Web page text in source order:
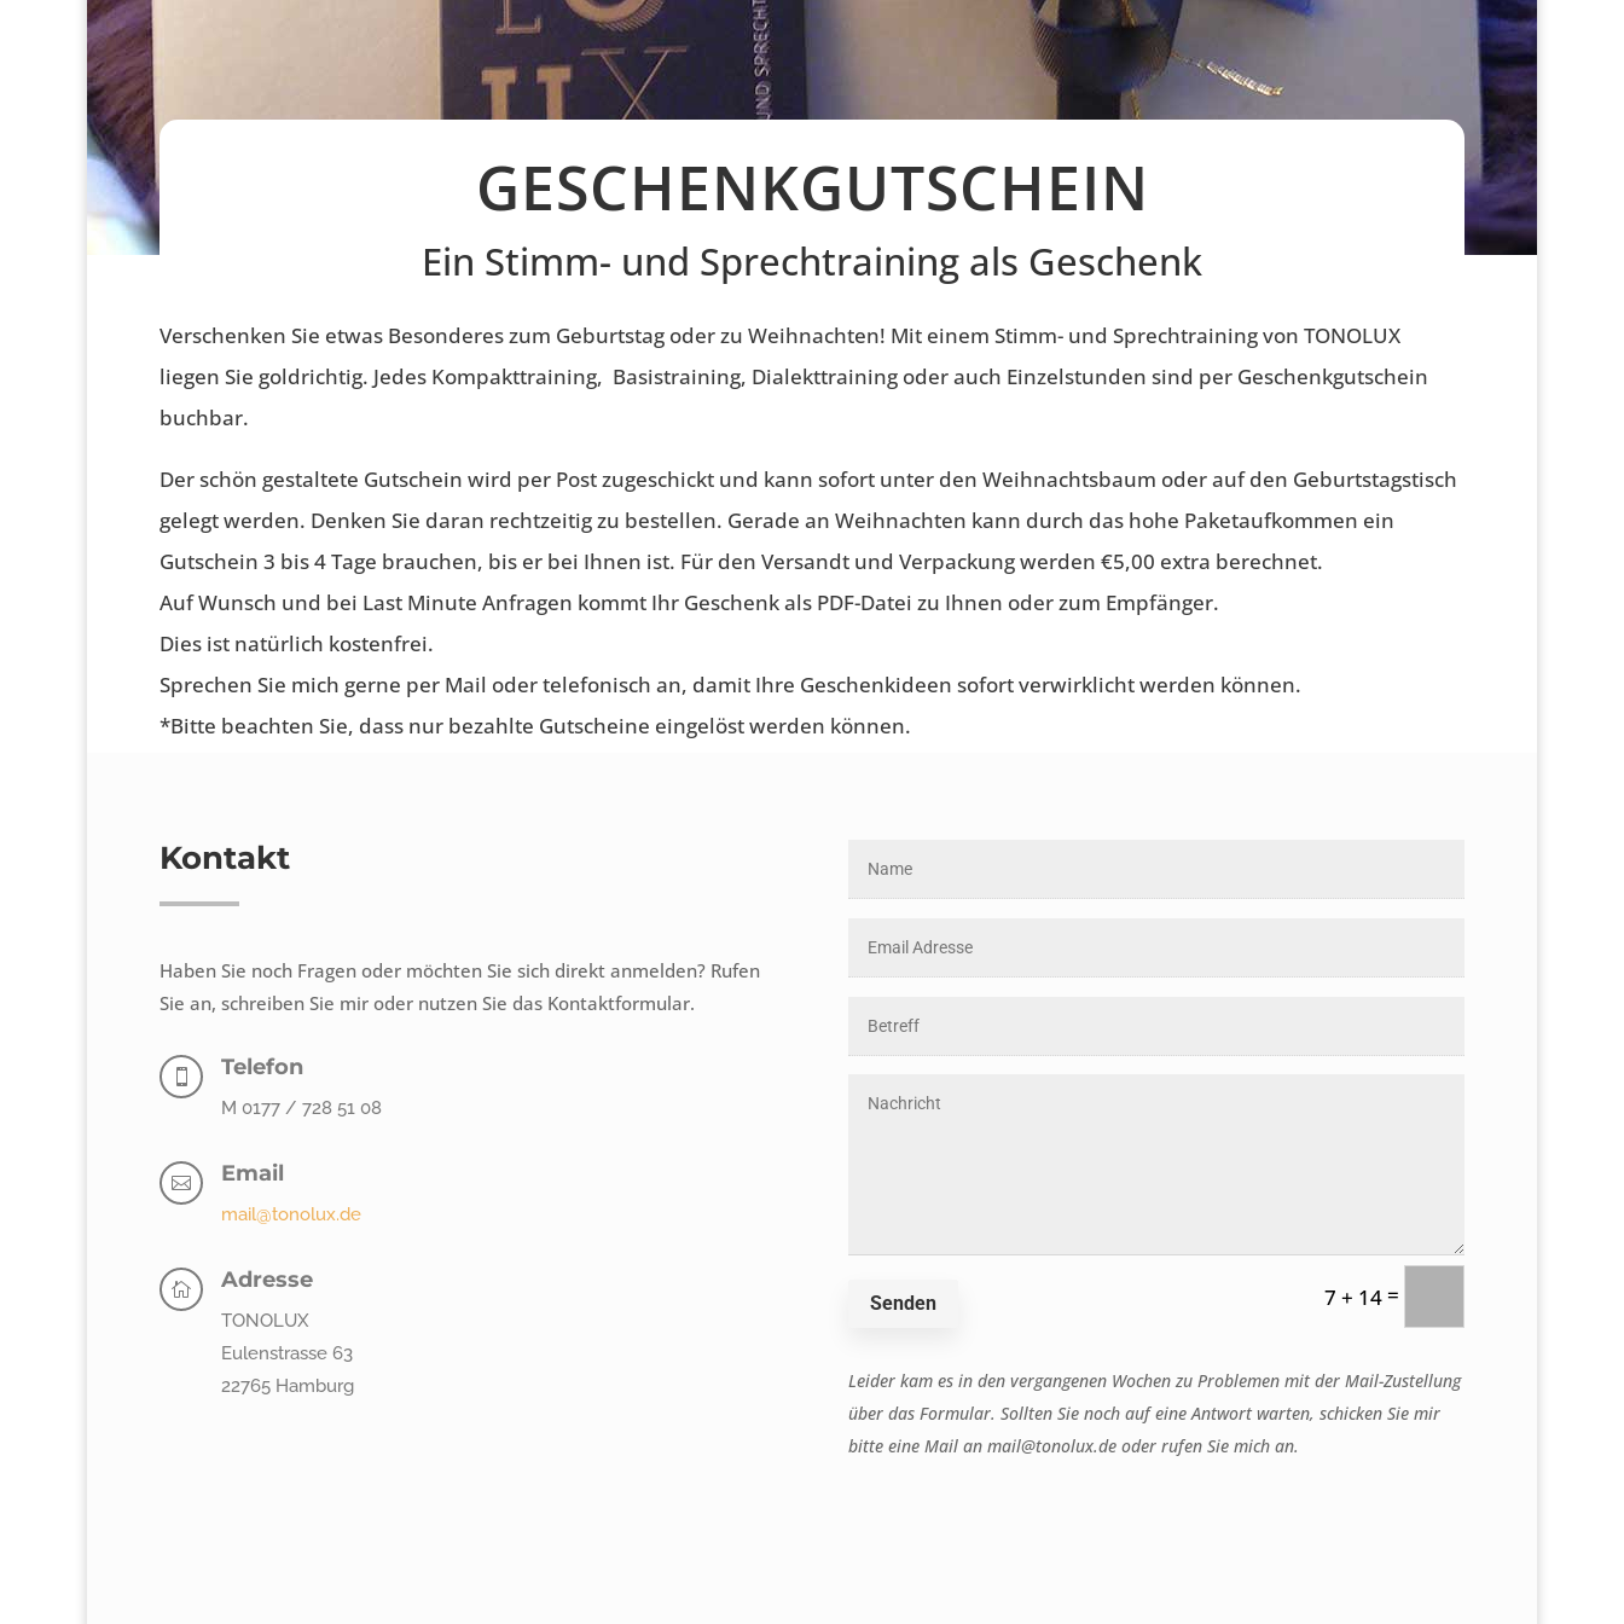
GESCHENKGUTSCHEIN
Ein Stimm- und Sprechtraining als Geschenk
Verschenken Sie etwas Besonderes zum Geburtstag oder zu Weihnachten! Mit einem Stimm- und Sprechtraining von TONOLUX
liegen Sie goldrichtig. Jedes Kompakttraining, Basistraining, Dialekttraining oder auch Einzelstunden sind per Geschenkgutschein
buchbar.
Der schön gestaltete Gutschein wird per Post zugeschickt und kann sofort unter den Weihnachtsbaum oder auf den Geburtstagstisch
gelegt werden. Denken Sie daran rechtzeitig zu bestellen. Gerade an Weihnachten kann durch das hohe Paketaufkommen ein
Gutschein 3 bis 4 Tage brauchen, bis er bei Ihnen ist. Für den Versandt und Verpackung werden €5,00 extra berechnet.
Auf Wunsch und bei Last Minute Anfragen kommt Ihr Geschenk als PDF-Datei zu Ihnen oder zum Empfänger.
Dies ist natürlich kostenfrei.
Sprechen Sie mich gerne per Mail oder telefonisch an, damit Ihre Geschenkideen sofort verwirklicht werden können.
*Bitte beachten Sie, dass nur bezahlte Gutscheine eingelöst werden können.
Kontakt
Haben Sie noch Fragen oder möchten Sie sich direkt anmelden? Rufen
Sie an, schreiben Sie mir oder nutzen Sie das Kontaktformular.
 Telefon
M 0177 / 728 51 08
 Email
mail@tonolux.de
 Adresse
TONOLUX
Eulenstrasse 63
22765 Hamburg
7 + 14=
Senden
Leider kam es in den vergangenen Wochen zu Problemen mit der Mail-Zustellung
über das Formular. Sollten Sie noch auf eine Antwort warten, schicken Sie mir
bitte eine Mail an mail@tonolux.de oder rufen Sie mich an.